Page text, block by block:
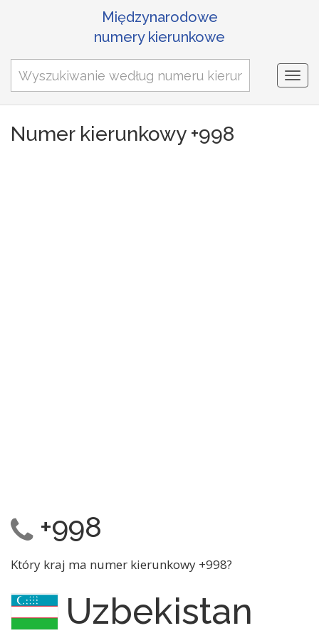
Międzynarodowe
numery kierunkowe
Numer kierunkowy +998
+998
Który kraj ma numer kierunkowy +998?
Uzbekistan